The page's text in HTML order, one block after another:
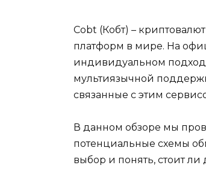
Cobt (Кобт) –
платформ в мире. На
индивидуальном
мультиязычной
связанные с этим
В данном обзоре мы
потенциальные схемы
выбор и понять, стоит